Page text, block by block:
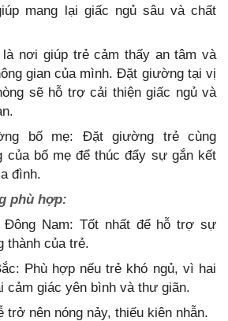
mang lại giấc ngủ sâu và chất
nơi giúp trẻ cảm thấy an tâm và
gian của mình. Đặt giường tại vị
sẽ hỗ trợ cải thiện giấc ngủ và
bố mẹ: Đặt giường trẻ cùng
của bố mẹ để thúc đẩy sự gắn kết
đình.
phù hợp:
Đông Nam: Tốt nhất để hỗ trợ sự
thành của trẻ.
Phù hợp nếu trẻ khó ngủ, vì hai
cảm giác yên bình và thư giãn.
trở nên nóng nảy, thiếu kiên nhẫn.